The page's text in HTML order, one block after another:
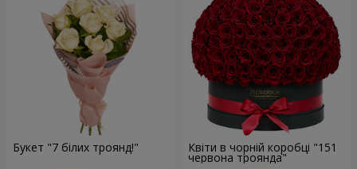
Букет "7 білих троянд!" Квіти в чорній коробці "151
червона троянда"